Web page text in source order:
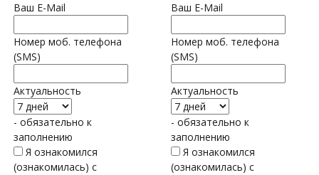
Ваш E-Mail
Номер моб. телефона
(SMS)
Актуальность
- обязательно к
заполнению
Я ознакомился
(ознакомилась) с
Ваш E-Mail
Номер моб. телефона
(SMS)
Актуальность
- обязательно к
заполнению
Я ознакомился
(ознакомилась) с